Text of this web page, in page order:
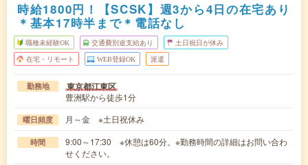
時給1800円！【SCSK】週3から4日の在宅あり
＊基本17時半まで＊電話なし
職種未経験OK 交通費別途支給あり 土日祝日が休み
在宅・リモート WEB登録OK 派遣
勤務地 東京都江東区
豊洲駅から徒歩1分
曜日頻度 月～金 ※土日祝休み
時間
9:00～17:30 ※休憩は60分。※勤務時間の詳細はお問い合わ
せください。